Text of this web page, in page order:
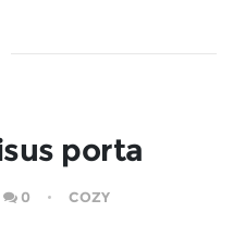
porta
0 COZY